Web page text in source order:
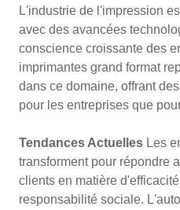
L'industrie de l'impression
avec des avancées
conscience croissante des
imprimantes grand format
dans ce domaine, offrant
pour les entreprises que
Tendances Actuelles Les
transforment pour répondre
clients en matière
responsabilité sociale.